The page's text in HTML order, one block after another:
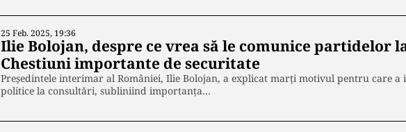
25 Feb. 2025, 19:36
Ilie Bolojan, despre ce vrea să le comunice partidelor
Chestiuni importante de securitate
Președintele interimar al României, Ilie Bolojan, a explicat marți motivul pentru care
politice la consultări, subliniind importanța…